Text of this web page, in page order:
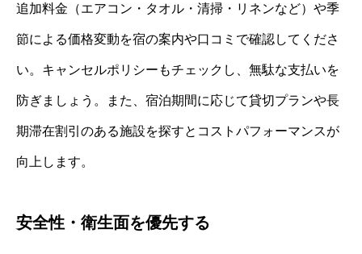
追加料金（エアコン・タオル・清掃・リネンなど）や季
節による価格変動を宿の案内や口コミで確認してくださ
い。キャンセルポリシーもチェックし、無駄な支払いを
防ぎましょう。また、宿泊期間に応じて貸切プランや長
期滞在割引のある施設を探すとコストパフォーマンスが
向上します。
安全性・衛生面を優先する